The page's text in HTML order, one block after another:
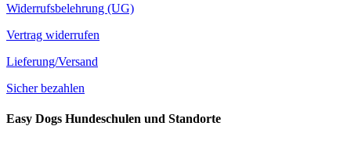
Widerrufsbelehrung (UG)
Vertrag widerrufen
Lieferung/Versand
Sicher bezahlen
Easy Dogs Hundeschulen und Standorte